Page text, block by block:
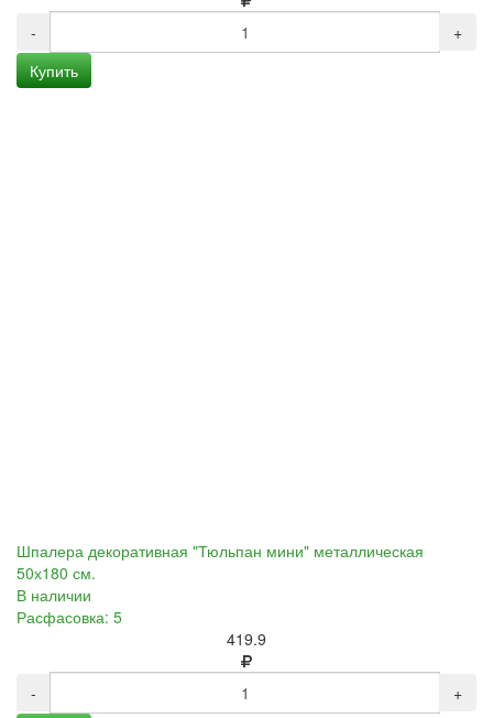
-
+
Купить
Шпалера декоративная "Тюльпан мини" металлическая
50х180 см.
В наличии
Расфасовка: 5
419.9
- +